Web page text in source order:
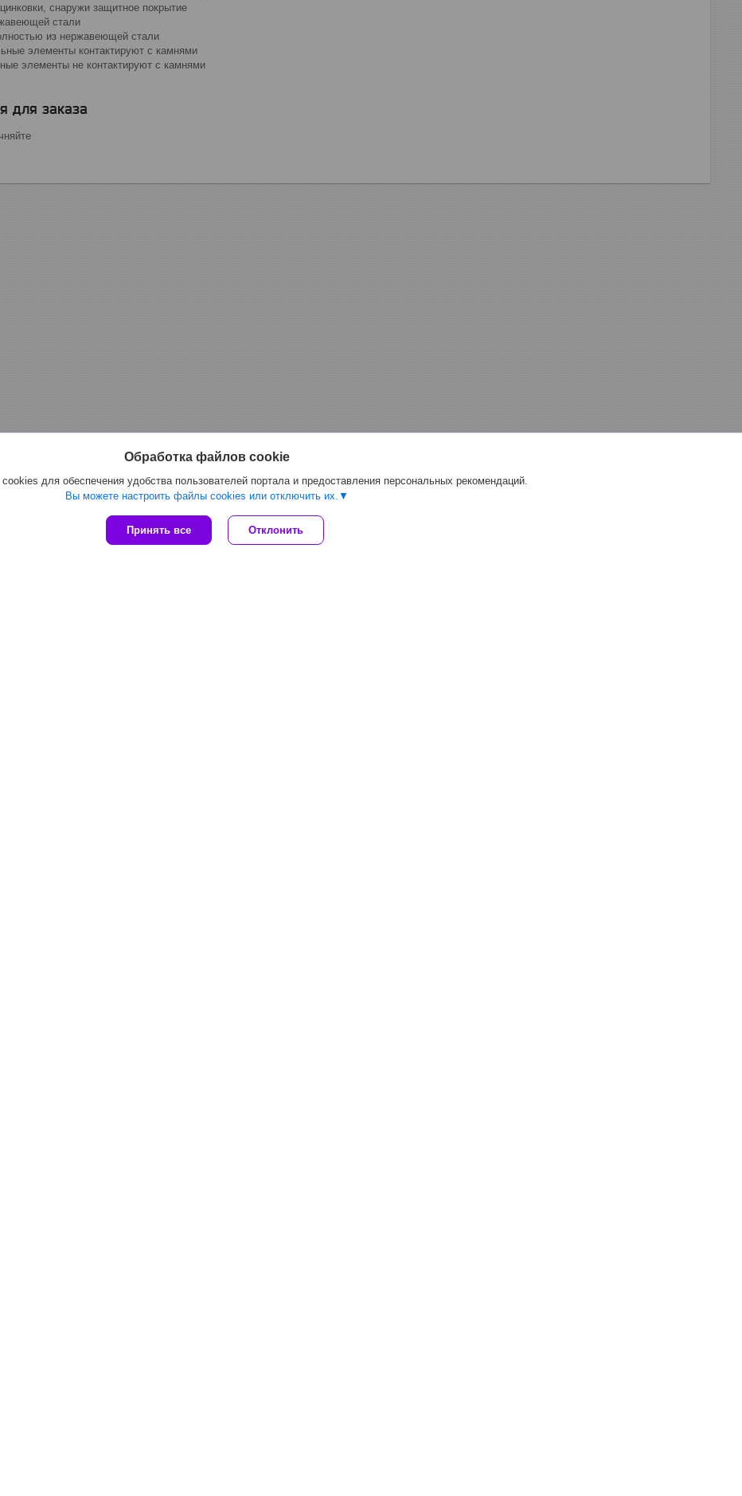
снаружи защитное покрытие
стали
из нержавеющей стали
элементы контактируют с камнями
элементы не контактируют с камнями
для заказа
Обработка файлов cookie
для обеспечения удобства пользователей портала и предоставления персональных рекомендаций.
Вы можете настроить файлы cookies или отключить их.
Принять все Отклонить